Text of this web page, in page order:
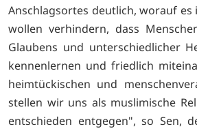
Anschlagsortes deutlich, worauf es
wollen verhindern, dass
Glaubens und unterschiedlicher
kennenlernen und friedlich
heimtückischen und
stellen wir uns als muslimische
entschieden entgegen", so Sen,